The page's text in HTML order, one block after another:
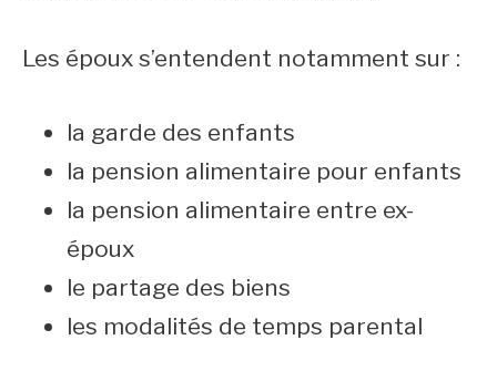
Les époux s’entendent notamment sur :
la garde des enfants
la pension alimentaire pour enfants
la pension alimentaire entre ex-
époux
le partage des biens
les modalités de temps parental